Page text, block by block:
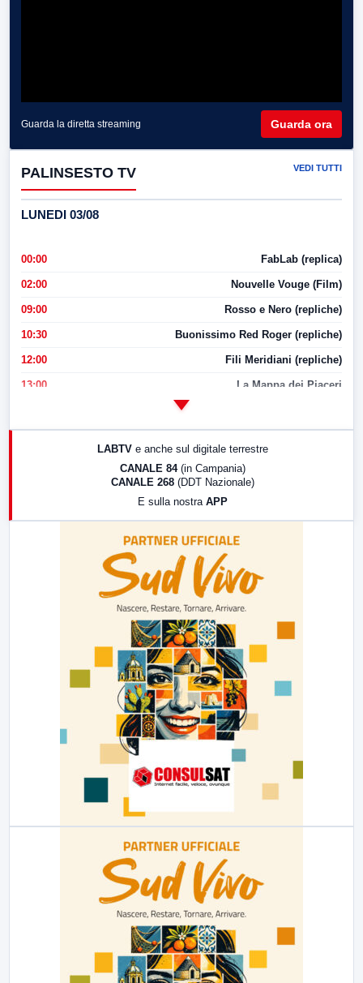
Guarda la diretta streaming Guarda ora
PALINSESTO TV VEDI TUTTI
LUNEDI 03/08
00:00 FabLab (replica)
02:00 Nouvelle Vouge (Film)
09:00 Rosso e Nero (repliche)
10:30 Buonissimo Red Roger (repliche)
12:00 Fili Meridiani (repliche)
13:00 La Mappa dei Piaceri
17:00 LabNews (replica)
LABTV e anche sul digitale terrestre
CANALE 84 (in Campania)
CANALE 268 (DDT Nazionale)
E sulla nostra APP